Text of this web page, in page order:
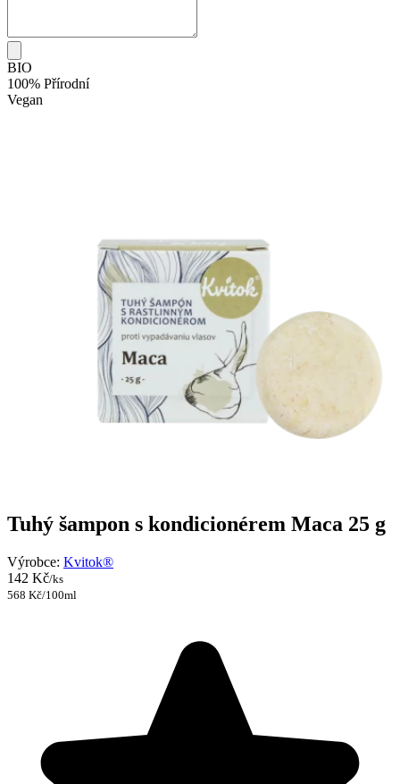
BIO
100% Přírodní
Vegan
Tuhý šampon s kondicionérem Maca 25 g
Výrobce: Kvitok®
142 Kč/ks
568 Kč/100ml